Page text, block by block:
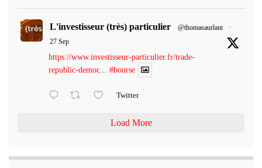
L'investisseur (très) particulier @thomasaurlant
·
27 Sep
https://www.investisseur-particulier.fr/trade-
republic-democ... #bourse
Twitter
Load More